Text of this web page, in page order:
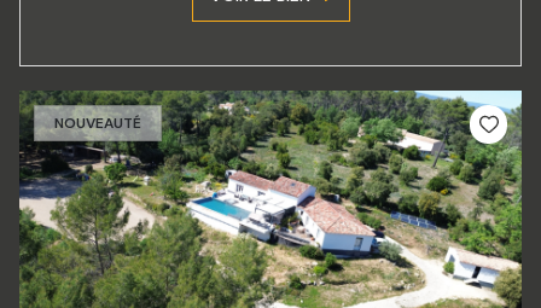
NOUVEAUTÉ